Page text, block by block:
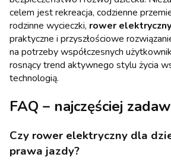
celem jest rekreacja, codzienne
rodzinne wycieczki, rower
praktyczne i przyszłościowe
na potrzeby współczesnych
rosnący trend aktywnego stylu życia
technologią.
FAQ – najczęściej
Czy rower elektryczny dla
prawa jazdy?